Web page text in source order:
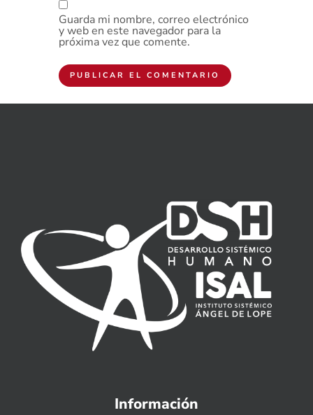
Guarda mi nombre, correo electrónico
y web en este navegador para la
próxima vez que comente.
Información